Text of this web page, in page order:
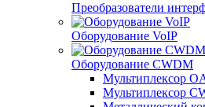
Преобразователи
Оборудование VoIP
Оборудование CWDM
Мультиплекcор
Мультиплексор